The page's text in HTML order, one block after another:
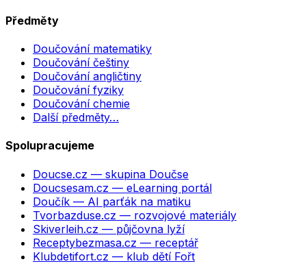
Předměty
Doučování matematiky
Doučování češtiny
Doučování angličtiny
Doučování fyziky
Doučování chemie
Další předměty…
Spolupracujeme
Doucse.cz — skupina Doučse
Doucsesam.cz — eLearning portál
Doučík — AI parťák na matiku
Tvorbazduse.cz — rozvojové materiály
Skiverleih.cz — půjčovna lyží
Receptybezmasa.cz — receptář
Klubdetifort.cz — klub dětí Fořt